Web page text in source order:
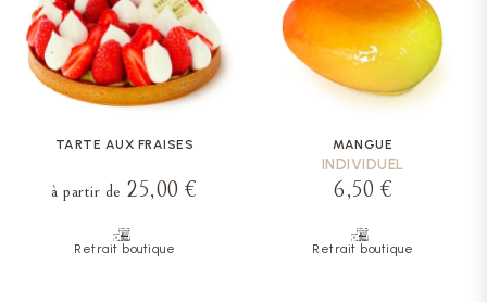
TARTE AUX FRAISES
à partir de 25,00 €
Retrait boutique
MANGUE
INDIVIDUEL
6,50 €
Retrait boutique